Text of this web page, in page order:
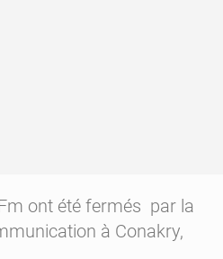
ont été fermés par la
à Conakry,